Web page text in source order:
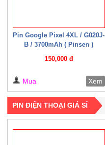
Pin Google Pixel 4XL / G020J-
B / 3700mAh ( Pinsen )
150,000 đ
Mua Xem
PIN ĐIỆN THOẠI GIÁ SỈ